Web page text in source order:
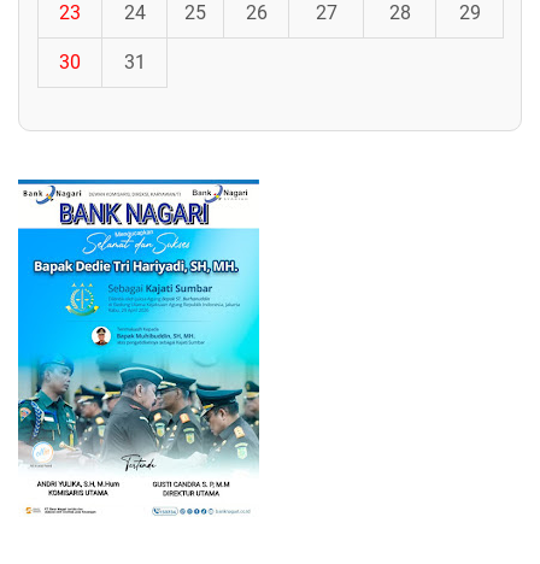
23 24 25 26 27 28 29
30 31